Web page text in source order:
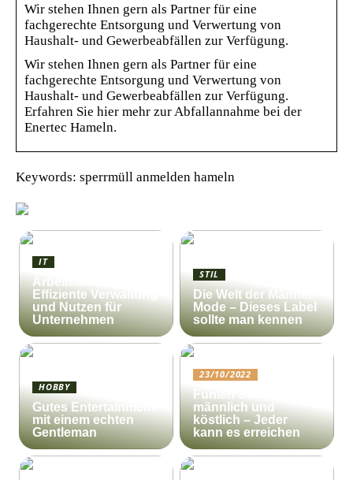
Wir stehen Ihnen gern als Partner für eine
fachgerechte Entsorgung und Verwertung von
Haushalt- und Gewerbeabfällen zur Verfügung.
Wir stehen Ihnen gern als Partner für eine
fachgerechte Entsorgung und Verwertung von
Haushalt- und Gewerbeabfällen zur Verfügung.
Erfahren Sie hier mehr zur Abfallannahme bei der
Enertec Hameln.
Keywords: sperrmüll anmelden hameln
IT
Arbeitsauftrag:
Effiziente Verwaltung
und Nutzen für
Unternehmen
STIL
Die Welt der Männer-
Mode – Dieses Label
sollte man kennen
HOBBY
Gutes Entertainment
mit einem echten
Gentleman
23/10/2022
Fühlen Sie sich
männlich und
köstlich – Jeder
kann es erreichen